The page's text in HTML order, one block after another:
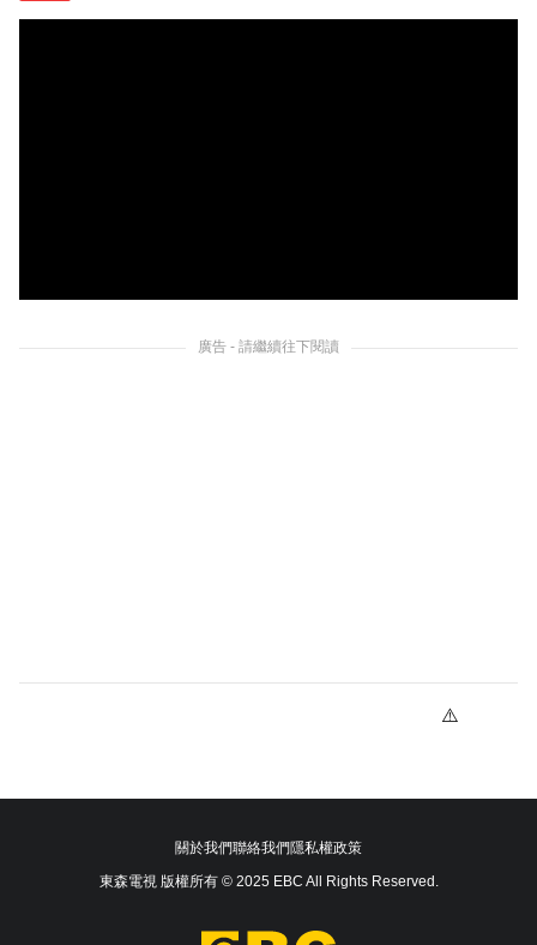
廣告 - 請繼續往下閱讀
關於我們聯絡我們隱私權政策
東森電視 版權所有 © 2025 EBC All Rights Reserved.